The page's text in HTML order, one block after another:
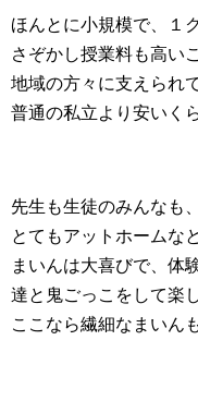
ほんとに小規模で、１
さぞかし授業料も高い
地域の方々に支えられ
普通の私立より安いく
先生も生徒のみんなも
とてもアットホームな
まいんは大喜びで、体
達と鬼ごっこをして楽
ここなら繊細なまいん